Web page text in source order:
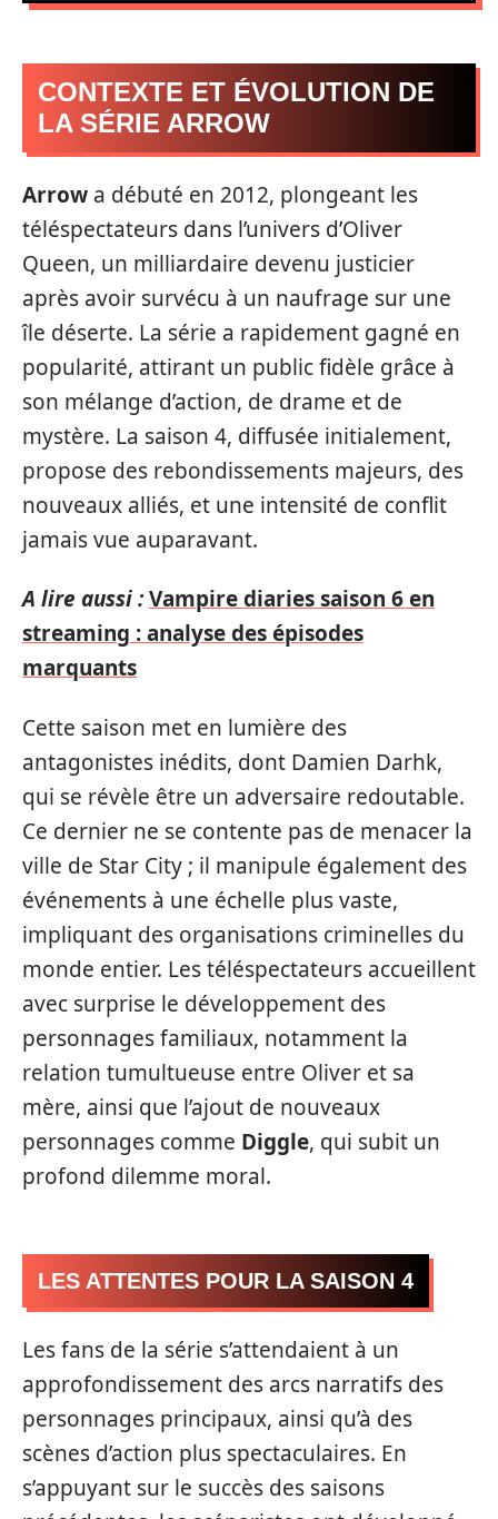
CONTEXTE ET ÉVOLUTION DE
LA SÉRIE ARROW
Arrow a débuté en 2012, plongeant les
téléspectateurs dans l’univers d’Oliver
Queen, un milliardaire devenu justicier
après avoir survécu à un naufrage sur une
île déserte. La série a rapidement gagné en
popularité, attirant un public fidèle grâce à
son mélange d’action, de drame et de
mystère. La saison 4, diffusée initialement,
propose des rebondissements majeurs, des
nouveaux alliés, et une intensité de conflit
jamais vue auparavant.
A lire aussi :Vampire diaries saison 6 en
streaming : analyse des épisodes
marquants
Cette saison met en lumière des
antagonistes inédits, dont Damien Darhk,
qui se révèle être un adversaire redoutable.
Ce dernier ne se contente pas de menacer la
ville de Star City ; il manipule également des
événements à une échelle plus vaste,
impliquant des organisations criminelles du
monde entier. Les téléspectateurs accueillent
avec surprise le développement des
personnages familiaux, notamment la
relation tumultueuse entre Oliver et sa
mère, ainsi que l’ajout de nouveaux
personnages comme Diggle, qui subit un
profond dilemme moral.
LES ATTENTES POUR LA SAISON 4
Les fans de la série s’attendaient à un
approfondissement des arcs narratifs des
personnages principaux, ainsi qu’à des
scènes d’action plus spectaculaires. En
s’appuyant sur le succès des saisons